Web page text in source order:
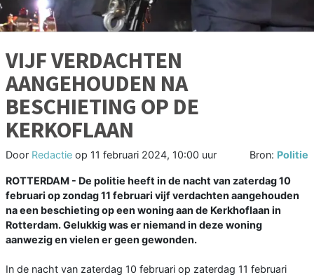
VIJF VERDACHTEN
AANGEHOUDEN NA
BESCHIETING OP DE
KERKOFLAAN
Door Redactie op 11 februari 2024, 10:00 uur Bron: Politie
ROTTERDAM - De politie heeft in de nacht van zaterdag 10
februari op zondag 11 februari vijf verdachten aangehouden
na een beschieting op een woning aan de Kerkhoflaan in
Rotterdam. Gelukkig was er niemand in deze woning
aanwezig en vielen er geen gewonden.
In de nacht van zaterdag 10 februari op zaterdag 11 februari